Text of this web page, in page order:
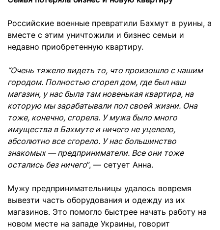
Российские военные превратили Бахмут в руины, а
вместе с этим уничтожили и бизнес семьи и
недавно приобретенную квартиру.
“Очень тяжело видеть то, что произошло с нашим
городом. Полностью сгорел дом, где был наш
магазин, у нас была там новенькая квартира, на
которую мы зарабатывали пол своей жизни. Она
тоже, конечно, сгорела. У мужа было много
имущества в Бахмуте и ничего не уцелело,
абсолютно все сгорело. У нас большинство
знакомых — предприниматели. Все они тоже
остались без ничего”, — сетует Анна.
Мужу предпринимательницы удалось вовремя
вывезти часть оборудования и одежду из их
магазинов. Это помогло быстрее начать работу на
новом месте на западе Украины, говорит